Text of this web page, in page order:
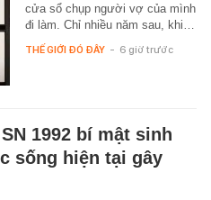
cửa sổ chụp người vợ của mình
đi làm. Chỉ nhiều năm sau, khi…
THẾ GIỚI ĐÓ ĐÂY - 6 giờ trước
1992 bí mật sinh
sống hiện tại gây